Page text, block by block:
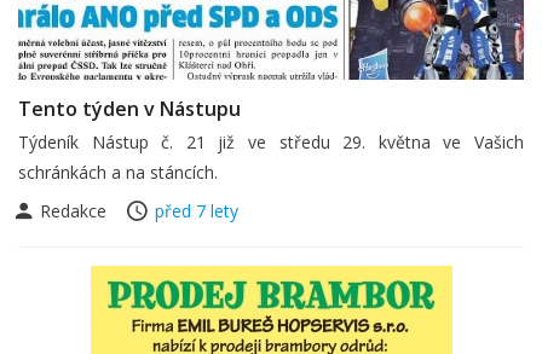
Tento týden v Nástupu
Týdeník Nástup č. 21 již ve středu 29. května ve Vašich
schránkách a na stáncích.
Redakce
před 7 lety